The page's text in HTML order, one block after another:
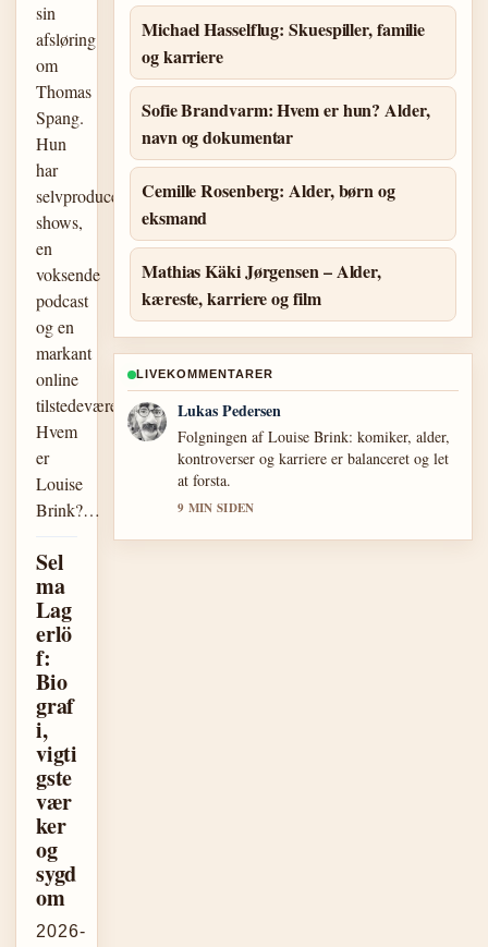
sin
afsløring
om
Thomas
Spang.
Hun
har
selvproducerede
shows,
en
voksende
podcast
og en
markant
online
tilstedeværelse.
Hvem
er
Louise
Brink?…
Sel
ma
Lag
erlö
f:
Bio
graf
i,
vigti
gste
vær
ker
og
sygd
om
2026-
Michael Hasselflug: Skuespiller, familie
og karriere
Sofie Brandvarm: Hvem er hun? Alder,
navn og dokumentar
Cemille Rosenberg: Alder, børn og
eksmand
Mathias Käki Jørgensen – Alder,
kæreste, karriere og film
LIVEKOMMENTARER
Lukas Pedersen
Folgningen af Louise Brink: komiker, alder,
kontroverser og karriere er balanceret og let
at forsta.
9 MIN SIDEN